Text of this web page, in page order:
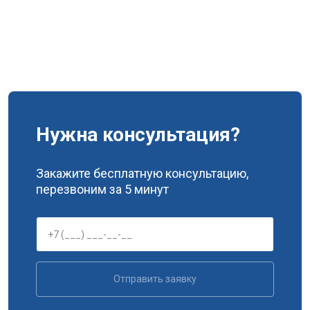
Нужна консультация?
Закажите бесплатную консультацию,
перезвоним за 5 минут
Отправить заявку